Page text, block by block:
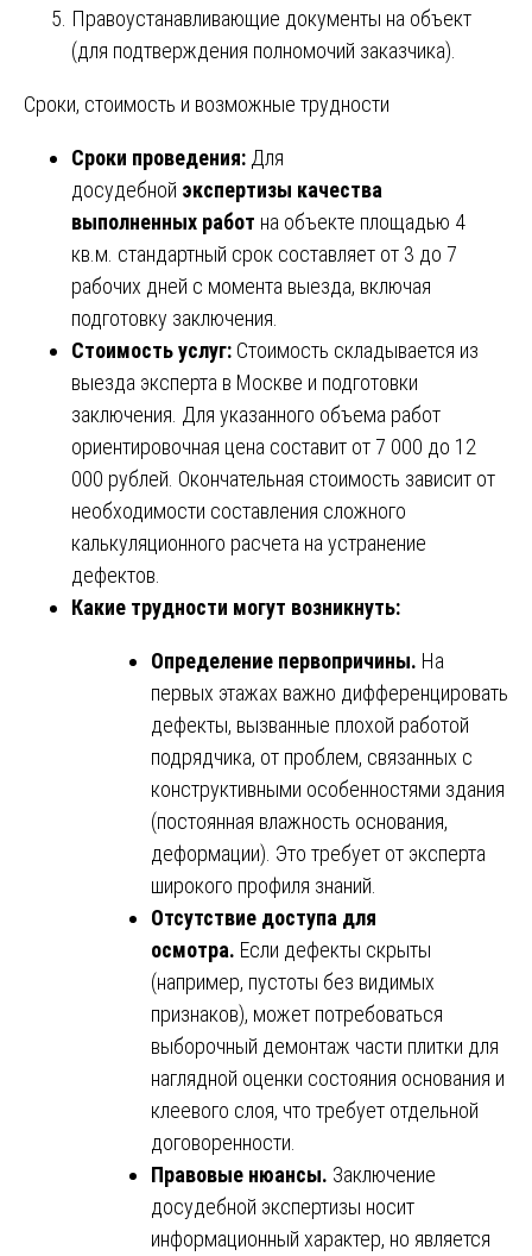
Правоустанавливающие документы на объект
(для подтверждения полномочий заказчика).
Сроки, стоимость и возможные трудности
Сроки проведения: Для
досудебной экспертизы качества
выполненных работ на объекте площадью 4
кв.м. стандартный срок составляет от 3 до 7
рабочих дней с момента выезда, включая
подготовку заключения.
Стоимость услуг: Стоимость складывается из
выезда эксперта в Москве и подготовки
заключения. Для указанного объема работ
ориентировочная цена составит от 7 000 до 12
000 рублей. Окончательная стоимость зависит от
необходимости составления сложного
калькуляционного расчета на устранение
дефектов.
Какие трудности могут возникнуть:
Определение первопричины. На
первых этажах важно дифференцировать
дефекты, вызванные плохой работой
подрядчика, от проблем, связанных с
конструктивными особенностями здания
(постоянная влажность основания,
деформации). Это требует от эксперта
широкого профиля знаний.
Отсутствие доступа для
осмотра. Если дефекты скрыты
(например, пустоты без видимых
признаков), может потребоваться
выборочный демонтаж части плитки для
наглядной оценки состояния основания и
клеевого слоя, что требует отдельной
договоренности.
Правовые нюансы. Заключение
досудебной экспертизы носит
информационный характер, но является